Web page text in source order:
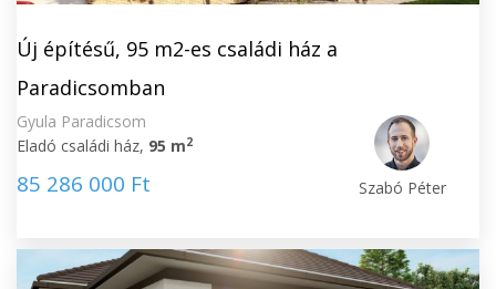
Új építésű, 95 m2-es családi ház a
Paradicsomban
Gyula Paradicsom
Eladó családi ház, 95 m2
85 286 000 Ft Szabó Péter